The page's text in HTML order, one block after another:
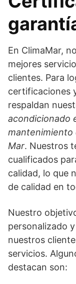
En ClimaMar,
mejores
clientes. Para
certificaciones
respaldan
acondicionado
mantenimiento
Mar. Nuestros
cualificados
calidad, lo que
de calidad en
Nuestro
personalizado
nuestros
servicios.
destacan son: